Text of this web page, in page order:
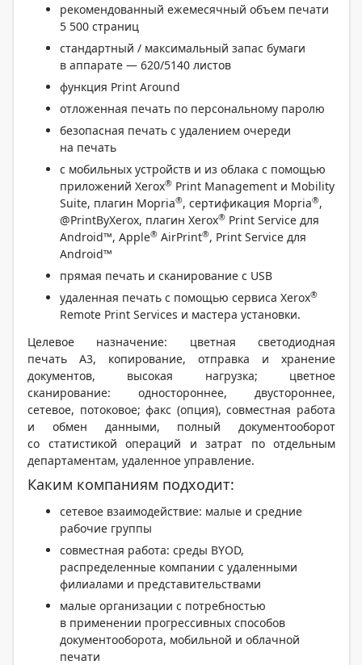
рекомендованный ежемесячный объем печати
5 500 страниц
стандартный / максимальный запас бумаги
в аппарате — 620/5140 листов
функция Print Around
отложенная печать по персональному паролю
безопасная печать с удалением очереди
на печать
с мобильных устройств и из облака с помощью
приложений Xerox® Print Management и Mobility
Suite, плагин Mopria®, сертификация Mopria®,
@PrintByXerox, плагин Xerox® Print Service для
Android™, Apple® AirPrint®, Print Service для
Android™
прямая печать и сканирование с USB
удаленная печать с помощью сервиса Xerox®
Remote Print Services и мастера установки.
Целевое назначение: цветная светодиодная
печать А3, копирование, отправка и хранение
документов, высокая нагрузка; цветное
сканирование: одностороннее, двустороннее,
сетевое, потоковое; факс (опция), совместная работа
и обмен данными, полный документооборот
со статистикой операций и затрат по отдельным
департаментам, удаленное управление.
Каким компаниям подходит:
сетевое взаимодействие: малые и средние
рабочие группы
совместная работа: среды BYOD,
распределенные компании с удаленными
филиалами и представительствами
малые организации с потребностью
в применении прогрессивных способов
документооборота, мобильной и облачной
печати